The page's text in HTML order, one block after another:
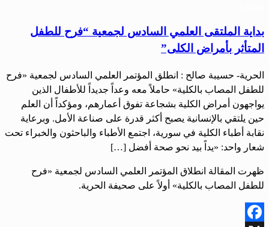
بداية الملتقى العلمي السادس لجمعية “فرح للطفل
المتأثر بأمراض الكلى”
الحرية- حسيبة صالح : انطلق المؤتمر العلمي السادس لجمعية «فرح
للطفل المصاب بالكلية» حاملاً معه وعداً جديداً للأطفال الذين
يواجهون أمراض الكلية بشجاعة تفوق أعمارهم، ومؤكداً أن العلم
حين يلتقي بالإنسانية يصبح أكثر قدرة على صناعة الأمل. وبرعاية
نقابة أطباء الكلية في سورية، اجتمع الأطباء والباحثون والخبراء تحت
شعار واحد: «يداً بيد نحو صحة أفضل […]
ظهرت المقالة انطلاق المؤتمر العلمي السادس لجمعية «فرح
للطفل المصاب بالكلية» أولاً على صحيفة الحرية.